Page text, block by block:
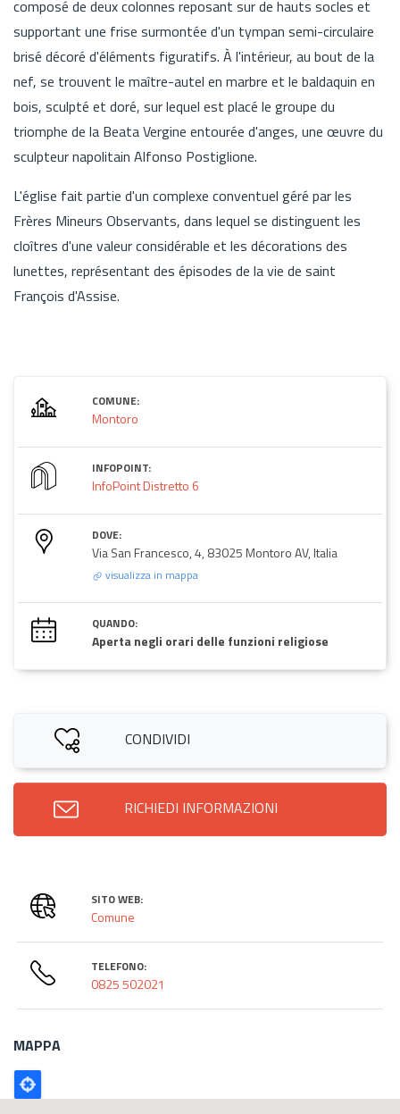
composé de deux colonnes reposant sur de hauts socles et
supportant une frise surmontée d'un tympan semi-circulaire
brisé décoré d'éléments figuratifs. À l'intérieur, au bout de la
nef, se trouvent le maître-autel en marbre et le baldaquin en
bois, sculpté et doré, sur lequel est placé le groupe du
triomphe de la Beata Vergine entourée d'anges, une œuvre du
sculpteur napolitain Alfonso Postiglione.
L'église fait partie d'un complexe conventuel géré par les
Frères Mineurs Observants, dans lequel se distinguent les
cloîtres d'une valeur considérable et les décorations des
lunettes, représentant des épisodes de la vie de saint
François d'Assise.
COMUNE:
Montoro
INFOPOINT:
InfoPoint Distretto 6
DOVE:
Via San Francesco, 4, 83025 Montoro AV, Italia
visualizza in mappa
QUANDO:
Aperta negli orari delle funzioni religiose
CONDIVIDI
RICHIEDI INFORMAZIONI
SITO WEB:
Comune
TELEFONO:
0825 502021
MAPPA
Poligono
GEO